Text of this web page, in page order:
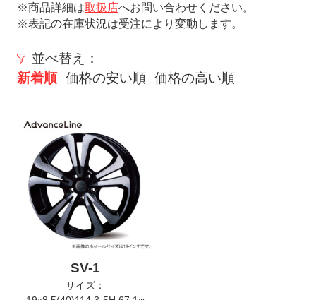
※商品詳細は取扱店へお問い合わせください。
※表記の在庫状況は受注により変動します。
並べ替え：
新着順 価格の安い順 価格の高い順
SV-1
サイズ：